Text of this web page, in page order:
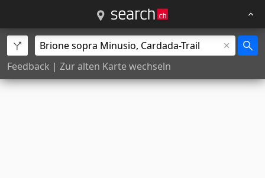
Feedback | Zur alten Karte wechseln